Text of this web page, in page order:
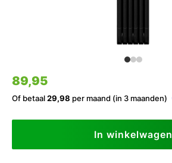
89,95
Of betaal29,98 per maand (in 3 maanden)
In winkelwagen